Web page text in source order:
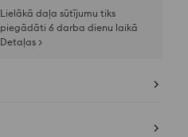
Lielākā daļa sūtījumu tiks
piegādāti 6 darba dienu laikā
Detaļas >